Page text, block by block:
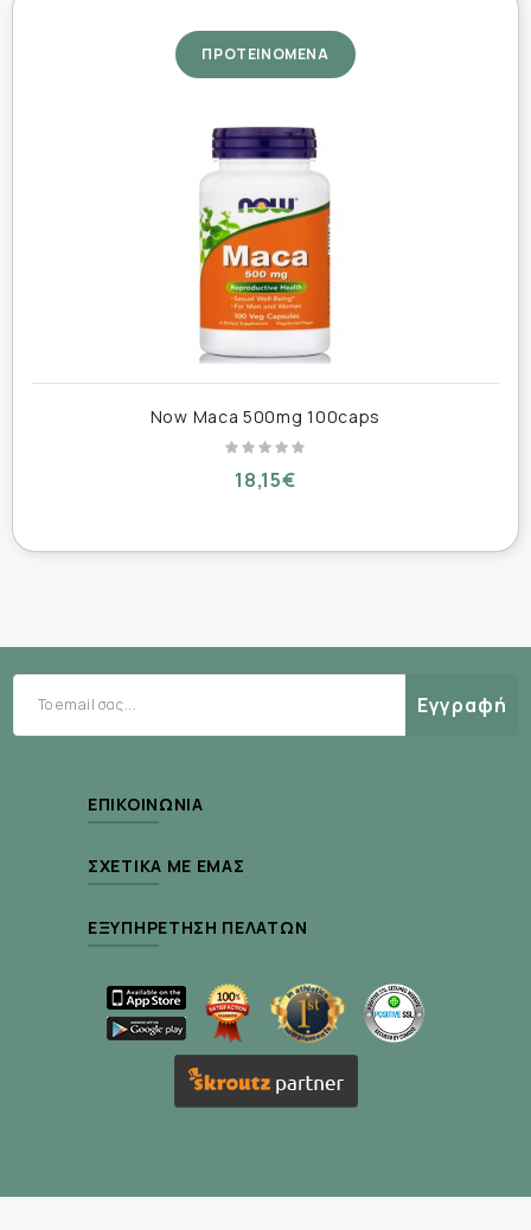
Organic Raw Maca Root (6:1 Concentrate)750 mg
(lepidium meyenli) (Gelatinized - vegetarian)
(equivalent to 4,500 mg of fresh Maca Root) 750
Τρόπος χρήσης :
ΠΡΟΤΕΙΝΟΜΕΝΑ
Now Maca 500mg 100caps
18,15€
Εγγραφή
ΕΠΙΚΟΙΝΩΝΊΑ
ΣΧΕΤΙΚΆ ΜΕ ΕΜΆΣ
ΕΞΥΠΗΡΈΤΗΣΗ ΠΕΛΑΤΏΝ